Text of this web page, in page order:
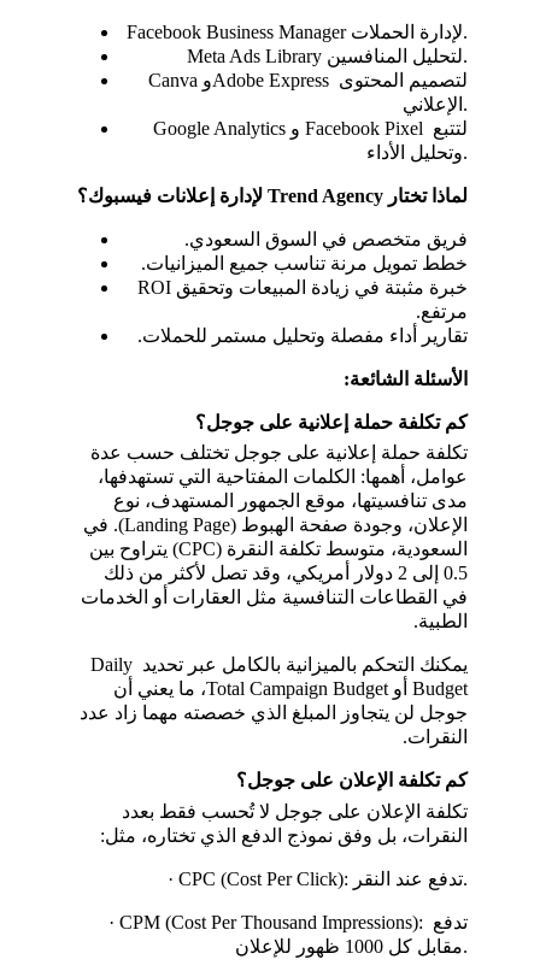
Facebook Business Manager لإدارة الحملات.
Meta Ads Library لتحليل المنافسين.
Canva وAdobe Express لتصميم المحتوى
الإعلاني.
Google Analytics و Facebook Pixel لتتبع
وتحليل الأداء.
لماذا تختار Trend Agency لإدارة إعلانات فيسبوك؟
فريق متخصص في السوق السعودي.
خطط تمويل مرنة تناسب جميع الميزانيات.
مرتفع.
تقارير أداء مفصلة وتحليل مستمر للحملات.
الأسئلة الشائعة:
كم تكلفة حملة إعلانية على جوجل؟
تكلفة حملة إعلانية على جوجل تختلف حسب عدة
عوامل، أهمها: الكلمات المفتاحية التي تستهدفها،
مدى تنافسيتها، موقع الجمهور المستهدف، نوع
الإعلان، وجودة صفحة الهبوط (Landing Page). في
السعودية، متوسط تكلفة النقرة (CPC) يتراوح بين
0.5 إلى 2 دولار أمريكي، وقد تصل لأكثر من ذلك
في القطاعات التنافسية مثل العقارات أو الخدمات
الطبية.
يمكنك التحكم بالميزانية بالكامل عبر تحديد Daily
Budget أو Total Campaign Budget، ما يعني أن
جوجل لن يتجاوز المبلغ الذي خصصته مهما زاد عدد
النقرات.
كم تكلفة الإعلان على جوجل؟
تكلفة الإعلان على جوجل لا تُحسب فقط بعدد
النقرات، بل وفق نموذج الدفع الذي تختاره، مثل:
· CPC (Cost Per Click): تدفع عند النقر.
· CPM (Cost Per Thousand Impressions): تدفع
مقابل كل 1000 ظهور للإعلان.